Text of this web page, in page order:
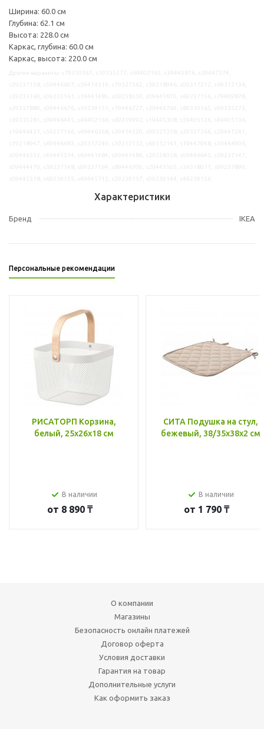
Ширина: 60.0 см
Глубина: 62.1 см
Высота: 228.0 см
Каркас, глубина: 60.0 см
Каркас, высота: 220.0 см
Характеристики
Бренд IKEA
Персональные рекомендации
РИСАТОРП Корзина,
белый, 25x26x18 см
В наличии
от 8 890 ₸
СИТА Подушка на стул,
бежевый, 38/35x38x2 см
В наличии
от 1 790 ₸
О компании
Магазины
Безопасность онлайн платежей
Договор оферта
Условия доставки
Гарантия на товар
Дополнительные услуги
Как оформить заказ